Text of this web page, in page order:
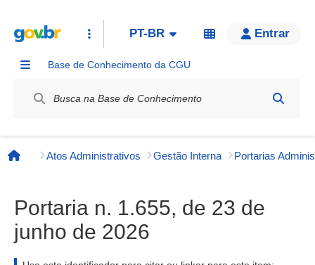
PT-BR Entrar
Base de Conhecimento da CGU
Página inicial
Atos Administrativos Gestão Interna
Portaria n. 1.655, de 23 de
junho de 2026